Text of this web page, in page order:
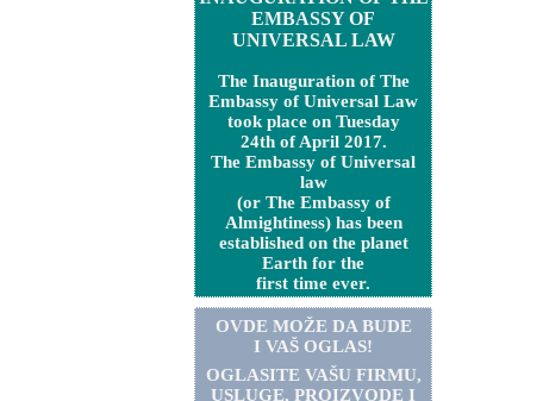
EMBASSY OF
UNIVERSAL LAW
The Inauguration of The
Embassy of Universal Law
took place on Tuesday
24th of April 2017.
The Embassy of Universal
law
(or The Embassy of
Almightiness) has been
established on the planet
Earth for the
first time ever.
OVDE MOŽE DA BUDE
I VAŠ OGLAS!
OGLASITE VAŠU FIRMU,
USLUGE, PROIZVODE I